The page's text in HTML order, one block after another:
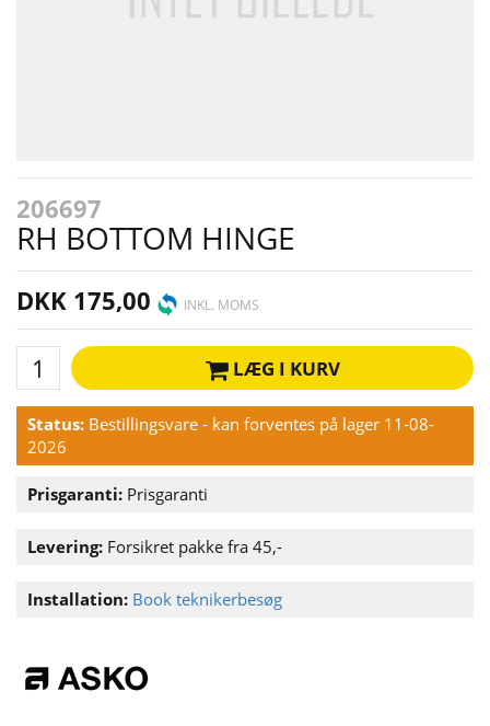
206697
RH BOTTOM HINGE
DKK 175,00 INKL. MOMS
LÆG I KURV
Status: Bestillingsvare - kan forventes på lager 11-08-
2026
Prisgaranti: Prisgaranti
Levering: Forsikret pakke fra 45,-
Installation: Book teknikerbesøg